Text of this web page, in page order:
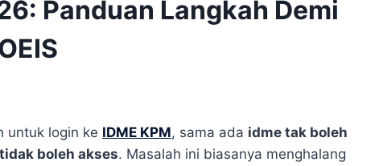
Panduan Langkah Demi
untuk login ke IDME KPM, sama ada idme tak boleh
boleh akses. Masalah ini biasanya menghalang